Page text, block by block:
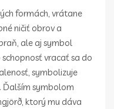
formách, vrátane
ničiť obrov a
ale aj symbol
vracať sa do
symbolizuje
Ďalším symbolom
ktorý mu dáva